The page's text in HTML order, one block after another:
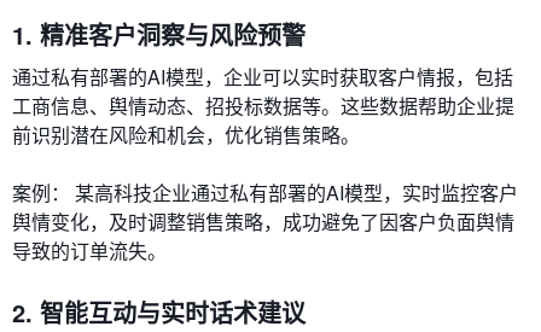
1. 精准客户洞察与风险预警
通过私有部署的AI模型，企业可以实时获取客户情报，包括
工商信息、舆情动态、招投标数据等。这些数据帮助企业提
前识别潜在风险和机会，优化销售策略。
案例： 某高科技企业通过私有部署的AI模型，实时监控客户
舆情变化，及时调整销售策略，成功避免了因客户负面舆情
导致的订单流失。
2. 智能互动与实时话术建议